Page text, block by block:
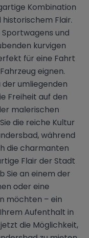
Kombination
Flair.
Sportwagens und
kurvigen
für eine Fahrt
eignen.
der umliegenden
Freiheit auf den
malerischen
die reiche Kultur
während
die charmanten
Flair der Stadt
Sie an einem der
oder eine
möchten – ein
Aufenthalt in
die Möglichkeit,